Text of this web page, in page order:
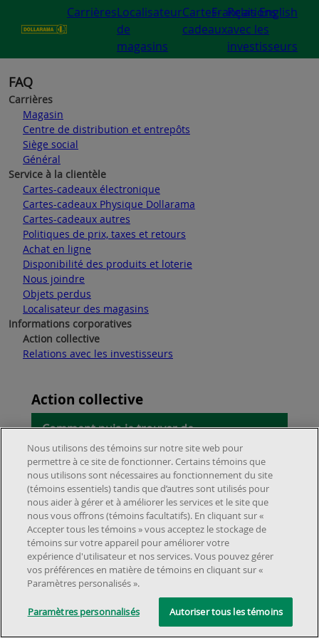
CarrièresLocalisateur
de
magasins
Cartes-
cadeaux
Relations
avec les
investisseurs
FrançaisEnglish
FAQ
Carrières
Magasin
Centre de distribution et entrepôts
Siège social
Général
Service à la clientèle
Cartes-cadeaux électronique
Cartes-cadeaux Physique Dollarama
Cartes-cadeaux autres
Politiques de prix, taxes et retours
Achat en ligne
Disponibilité des produits et loterie
Nous joindre
Objets perdus
Localisateur des magasins
Informations corporatives
Action collective
Relations avec les investisseurs
Action collective
Comment puis-je trouver de
l’information sur le règlement de l’action
collective concernant les écofrais ?
Un Règlement national a été approuvé
dans le cadre d’une action collective
concernant les prix affichés et facturés par
Dollarama pour des produits soumis à des
Écofrais qu’elle a vendus au Canada,
comme des piles ou certains produits
Dans le cadre du Règlement, entre le 19 et
21 février 2025, des virements Interac ont
À propos de nous
À propos
Emplacements et services
Localisateur de magasins
Relation avec les investisseurs
Service à la clientèle
Foire aux questions
Rappels de produitsd'accessibilité
Nous utilisons des témoins sur notre site web pour
permettre à ce site de fonctionner. Certains témoins que
nous utilisons sont nécessaires au fonctionnement du site
(témoins essentiels) tandis que d’autres sont utilisés pour
nous aider à gérer et à améliorer les services et le site que
nous vous offrons (témoins facultatifs). En cliquant sur «
Accepter tous les témoins » vous acceptez le stockage de
témoins sur votre appareil pour améliorer votre
expérience d'utilisateur et nos services. Vous pouvez gérer
vos préférences en matière de témoins en cliquant sur «
Paramètres personalisés ».
Paramètres personnalisés Autoriser tous les témoins